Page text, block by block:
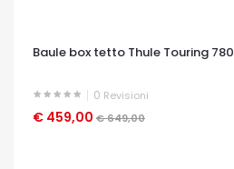
Baule box tetto Thule Touring 780
0 Revisioni
€ 459,00 € 649,00
OCCHIATA VELOCE